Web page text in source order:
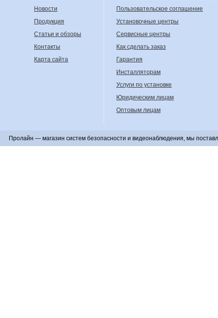
Новости
Продукция
Статьи и обзоры
Контакты
Карта сайта
Пользовательское соглашение
Установочные центры
Сервисные центры
Как сделать заказ
Гарантия
Инсталляторам
Услуги по установке
Юридическим лицам
Оптовым лицам
Пролайн — магазин систем безопасности и видеонаблюдения, мы